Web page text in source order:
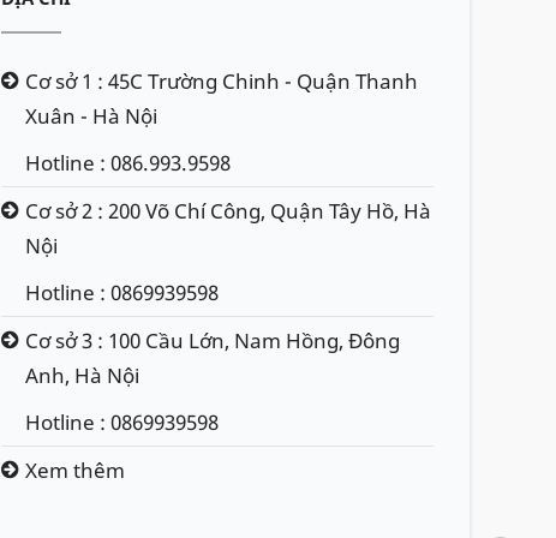
Cơ sở 1 : 45C Trường Chinh - Quận Thanh
Xuân - Hà Nội
Hotline : 086.993.9598
Cơ sở 2 : 200 Võ Chí Công, Quận Tây Hồ, Hà
Nội
Hotline : 0869939598
Cơ sở 3 : 100 Cầu Lớn, Nam Hồng, Đông
Anh, Hà Nội
Hotline : 0869939598
Xem thêm